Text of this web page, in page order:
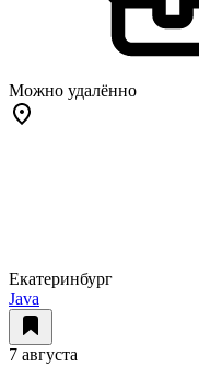
Можно удалённо
Екатеринбург
Java
7 августа